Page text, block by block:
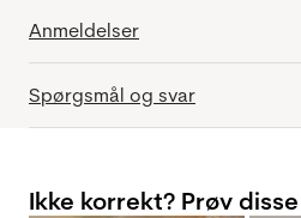
Anmeldelser
Spørgsmål og svar
Ikke korrekt? Prøv